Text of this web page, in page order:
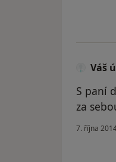
Váš
S paní
za
7. října